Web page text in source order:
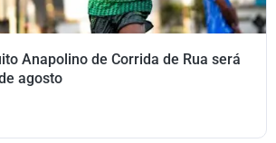
Anapolino de Corrida de Rua será
agosto